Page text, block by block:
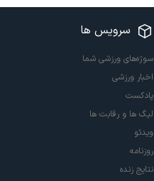
سرویس ها
سوژه‌های ورزشی شما
اخبار ورزشی
پادکست
لیگ ها و رقابت ها
ویدئو
روزنامه
نتایج زنده